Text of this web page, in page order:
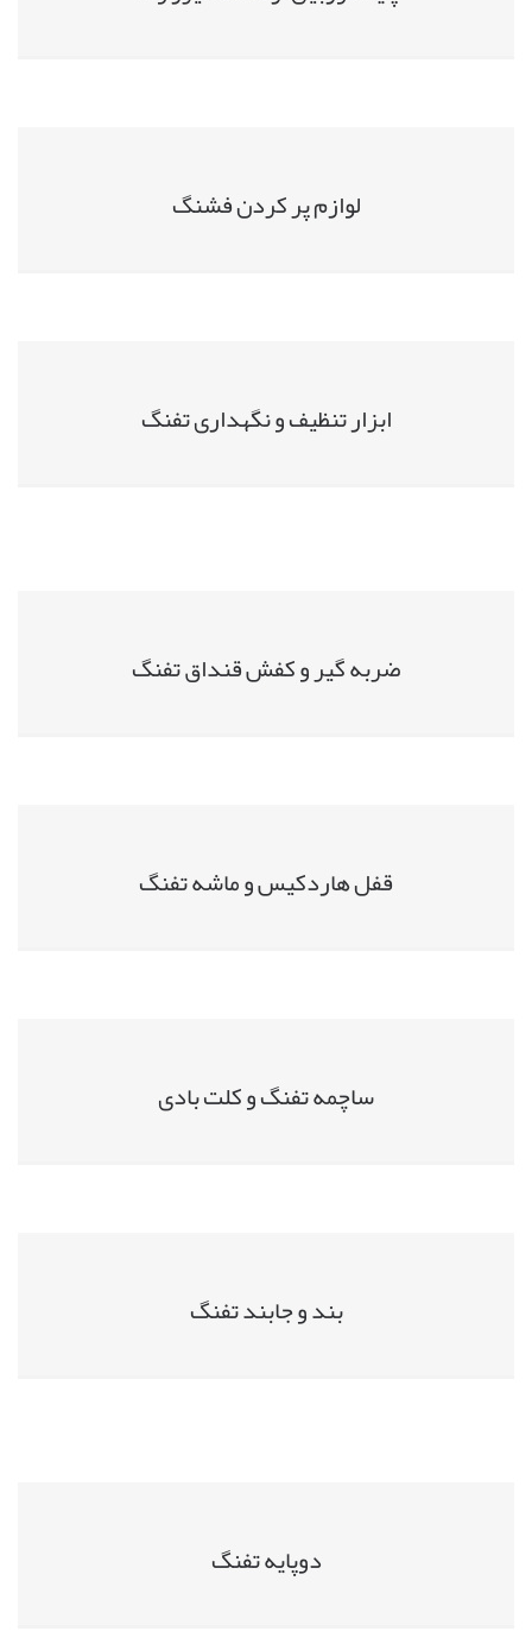
لوازم پر کردن فشنگ
ابزار تنظیف و نگهداری تفنگ
ضربه گیر و کفش قنداق تفنگ
قفل هاردکیس و ماشه تفنگ
ساچمه تفنگ و کلت بادی
بند و جابند تفنگ
دوپایه تفنگ